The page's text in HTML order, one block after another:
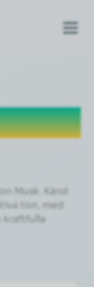
Musk. Känd
ton, med
kraftfulla